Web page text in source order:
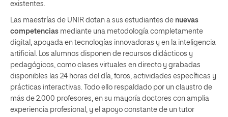
existentes.
Las maestrías de UNIR dotan a sus estudiantes de nuevas
competencias mediante una metodología completamente
digital, apoyada en tecnologías innovadoras y en la inteligencia
artificial. Los alumnos disponen de recursos didácticos y
pedagógicos, como clases virtuales en directo y grabadas
disponibles las 24 horas del día, foros, actividades específicas y
prácticas interactivas. Todo ello respaldado por un claustro de
más de 2.000 profesores, en su mayoría doctores con amplia
experiencia profesional, y el apoyo constante de un tutor